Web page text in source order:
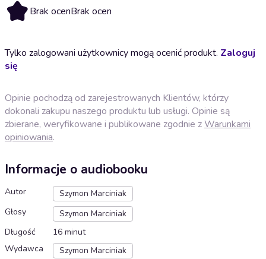
Brak ocenBrak ocen
Tylko zalogowani użytkownicy mogą ocenić produkt. Zaloguj
się
Opinie pochodzą od zarejestrowanych Klientów, którzy
dokonali zakupu naszego produktu lub usługi. Opinie są
zbierane, weryfikowane i publikowane zgodnie zWarunkami
opiniowania.
Informacje o audiobooku
Autor
Szymon Marciniak
Głosy
Szymon Marciniak
Długość
16 minut
Wydawca
Szymon Marciniak